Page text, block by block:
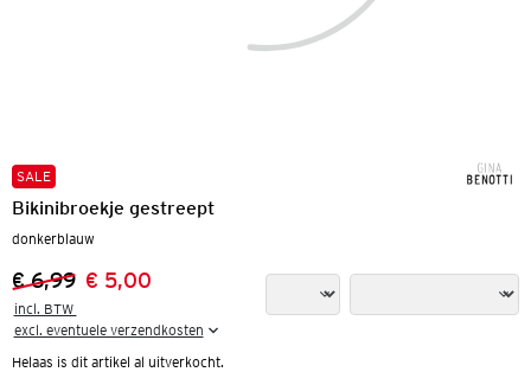
SALE
Bikinibroekje gestreept
donkerblauw
Vorige prijs:
€ 6,99
Nieuwe prijs:
€ 5,00
incl. BTW
excl. eventuele verzendkosten
Helaas is dit artikel al uitverkocht.